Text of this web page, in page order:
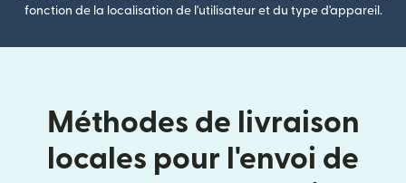
fonction de la localisation de l'utilisateur et du type d'appareil.
Méthodes de livraison
locales pour l'envoi de